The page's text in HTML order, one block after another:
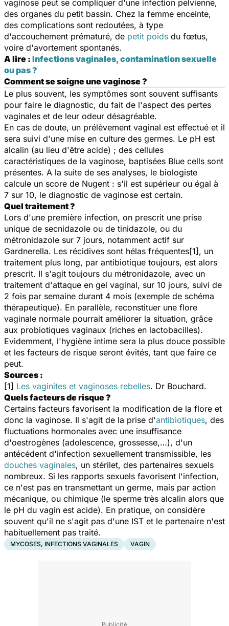
vaginose peut se compliquer d'une infection pelvienne,
des organes du petit bassin. Chez la femme enceinte,
des complications sont redoutées, à type
d'accouchement prématuré, de petit poids du fœtus,
voire d'avortement spontanés.
A lire : Infections vaginales, contamination sexuelle
ou pas ?
Comment se soigne une vaginose ?
Le plus souvent, les symptômes sont souvent suffisants
pour faire le diagnostic, du fait de l'aspect des pertes
vaginales et de leur odeur désagréable.
En cas de doute, un prélèvement vaginal est effectué et il
sera suivi d'une mise en culture des germes. Le pH est
alcalin (au lieu d'être acide) ; des cellules
caractéristiques de la vaginose, baptisées Blue cells sont
présentes. A la suite de ses analyses, le biologiste
calcule un score de Nugent : s'il est supérieur ou égal à
7 sur 10, le diagnostic de vaginose est certain.
Quel traitement ?
Lors d'une première infection, on prescrit une prise
unique de secnidazole ou de tinidazole, ou du
métronidazole sur 7 jours, notamment actif sur
Gardnerella. Les récidives sont hélas fréquentes[1], un
traitement plus long, par antibiotique toujours, est alors
prescrit. Il s'agit toujours du métronidazole, avec un
traitement d'attaque en gel vaginal, sur 10 jours, suivi de
2 fois par semaine durant 4 mois (exemple de schéma
thérapeutique). En parallèle, reconstituer une flore
vaginale normale pourrait améliorer la situation, grâce
aux probiotiques vaginaux (riches en lactobacilles).
Evidemment, l'hygiène intime sera la plus douce possible
et les facteurs de risque seront évités, tant que faire ce
peut.
Sources :
[1] Les vaginites et vaginoses rebelles. Dr Bouchard.
Quels facteurs de risque ?
Certains facteurs favorisent la modification de la flore et
donc la vaginose. Il s'agit de la prise d'antibiotiques, des
fluctuations hormonales avec une insuffisance
d'oestrogènes (adolescence, grossesse,…), d'un
antécédent d'infection sexuellement transmissible, les
douches vaginales, un stérilet, des partenaires sexuels
nombreux. Si les rapports sexuels favorisent l'infection,
ce n'est pas en transmettant un germe, mais par action
mécanique, ou chimique (le sperme très alcalin alors que
le pH du vagin est acide). En pratique, on considère
souvent qu'il ne s'agit pas d'une IST et le partenaire n'est
habituellement pas traité.
MYCOSES, INFECTIONS VAGINALES VAGIN